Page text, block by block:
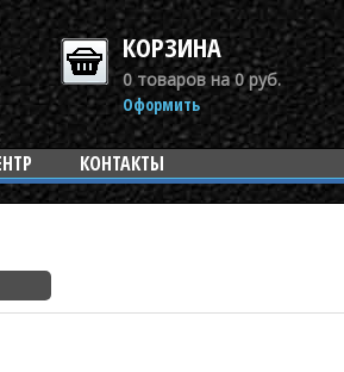
КОРЗИНА
0 товаров на 0 руб.
Оформить
КОНТАКТЫ